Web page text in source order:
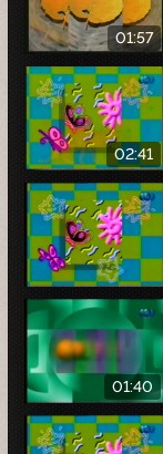
01:57
02:41
01:40